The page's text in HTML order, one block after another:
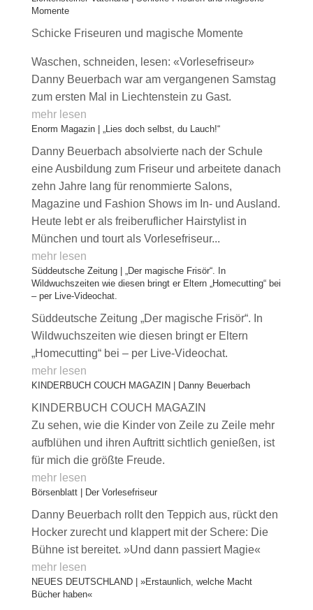
Momente
Schicke Friseuren und magische Momente
Waschen, schneiden, lesen: «Vorlesefriseur»
Danny Beuerbach war am vergangenen Samstag
zum ersten Mal in Liechtenstein zu Gast.
mehr lesen
Enorm Magazin | „Lies doch selbst, du Lauch!“
Danny Beuerbach absolvierte nach der Schule
eine Ausbildung zum Friseur und arbeitete danach
zehn Jahre lang für renommierte Salons,
Magazine und Fashion Shows im In- und Ausland.
Heute lebt er als freiberuflicher Hairstylist in
München und tourt als Vorlesefriseur...
mehr lesen
Süddeutsche Zeitung | „Der magische Frisör“. In
Wildwuchszeiten wie diesen bringt er Eltern „Homecutting“ bei
– per Live-Videochat.
Süddeutsche Zeitung „Der magische Frisör“. In
Wildwuchszeiten wie diesen bringt er Eltern
„Homecutting“ bei – per Live-Videochat.
mehr lesen
KINDERBUCH COUCH MAGAZIN | Danny Beuerbach
KINDERBUCH COUCH MAGAZIN
Zu sehen, wie die Kinder von Zeile zu Zeile mehr
aufblühen und ihren Auftritt sichtlich genießen, ist
für mich die größte Freude.
mehr lesen
Börsenblatt | Der Vorlesefriseur
Danny Beuerbach rollt den Teppich aus, rückt den
Hocker zurecht und klappert mit der Schere: Die
Bühne ist bereitet. »Und dann passiert Magie«
mehr lesen
NEUES DEUTSCHLAND | »Erstaunlich, welche Macht
Bücher haben«